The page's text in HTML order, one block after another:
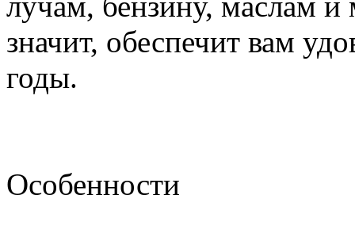
значит, обеспечит вам
годы.
Особенности